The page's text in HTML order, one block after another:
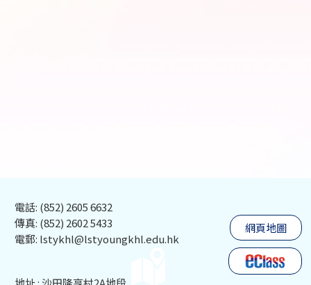
電話: (852) 2605 6632
傳真: (852) 2602 5433
電郵: lstykhl@lstyoungkhl.edu.hk
網頁地圖